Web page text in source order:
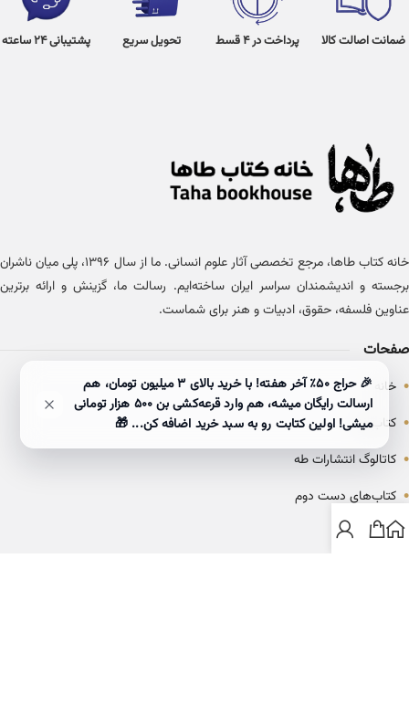
ضمانت اصالت کالا پرداخت در 4 قسط تحویل سریع پشتیبانی 24 ساعته
خانه کتاب طاها، مرجع تخصصی آثار علوم انسانی. ما از سال ۱۳۹۶، پلی میان ناشران
برجسته و اندیشمندان سراسر ایران ساخته‌ایم. رسالت ما، گزینش و ارائه برترین
عناوین فلسفه، حقوق، ادبیات و هنر برای شماست.
صفحات
• خانه
• کتاب‌ها
• کاتالوگ انتشارات طه
• کتاب‌های دست دوم
• بلاگ
🎉 حراج ۵۰٪ آخر هفته! با خرید بالای 3 میلیون تومان، هم
ارسالت رایگان میشه، هم وارد قرعه‌کشی بن ۵۰۰ هزار تومانی
میشی! اولین کتابت رو به سبد خرید اضافه کن... 🎁